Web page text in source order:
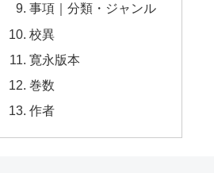
事項｜分類・ジャンル
校異
寛永版本
巻数
作者